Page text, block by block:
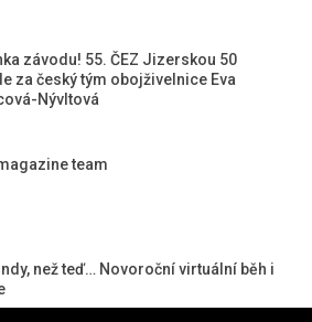
závodu! 55. ČEZ Jizerskou 50
za český tým obojživelnice Eva
Nývltová
team
než teď… Novoroční virtuální běh i